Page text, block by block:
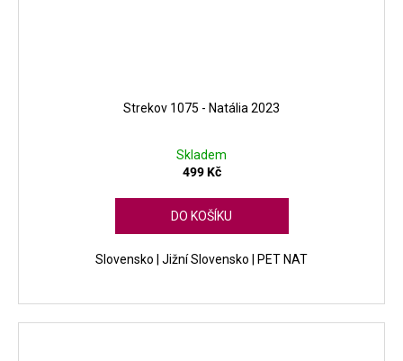
Strekov 1075 - Natália 2023
Skladem
499 Kč
DO KOŠÍKU
Slovensko | Jižní Slovensko | PET NAT